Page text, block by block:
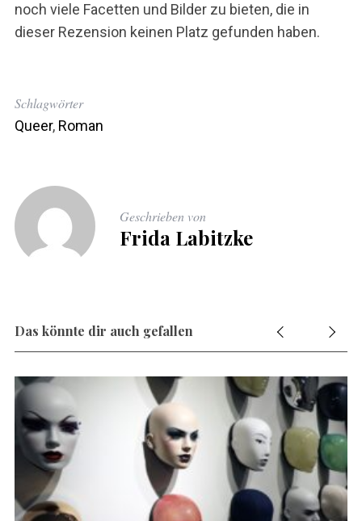
noch viele Facetten und Bilder zu bieten, die in
dieser Rezension keinen Platz gefunden haben.
Schlagwörter
Queer, Roman
Geschrieben von
Frida Labitzke
Das könnte dir auch gefallen